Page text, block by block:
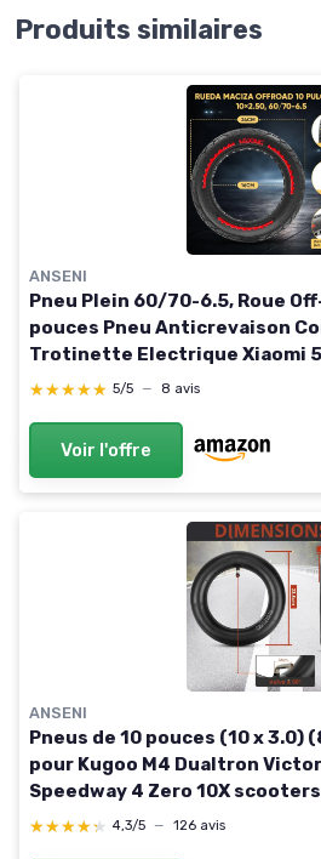
Produits similaires
ANSENI
Pneu Plein 60/70-6.5, Roue
pouces Pneu Anticrevaison
Trotinette Electrique Xiaomi
Max,Segway Ninebot E3
★★★★★
★★★★★ 5/5 — 8 avis
Voir l'offre
ANSENI
Pneus de 10 pouces (10 x 3.0)
pour Kugoo M4 Dualtron
Speedway 4 Zero 10X
Minimotors (1 pneu Offroad + 1
★★★★★
★★★★★ 4,3/5 — 126 avis